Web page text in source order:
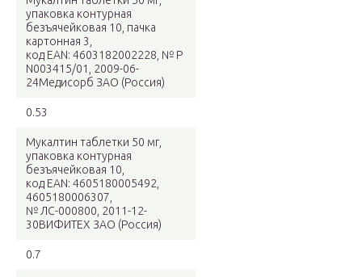
упаковка контурная
безъячейковая 10, пачка
картонная 3,
код EAN: 4603182002228, № Р
N003415/01, 2009-06-
24Медисорб ЗАО (Россия)
0.53
Мукалтин таблетки 50 мг,
упаковка контурная
безъячейковая 10,
код EAN: 4605180005492,
4605180006307,
№ ЛС-000800, 2011-12-
30ВИФИТЕХ ЗАО (Россия)
0.7